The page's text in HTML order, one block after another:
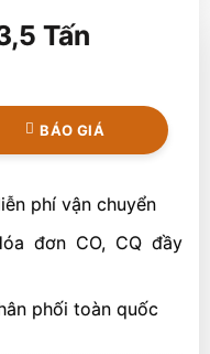
Tấn
BÁO GIÁ
phí vận chuyển
đơn CO, CQ đầy
phối toàn quốc